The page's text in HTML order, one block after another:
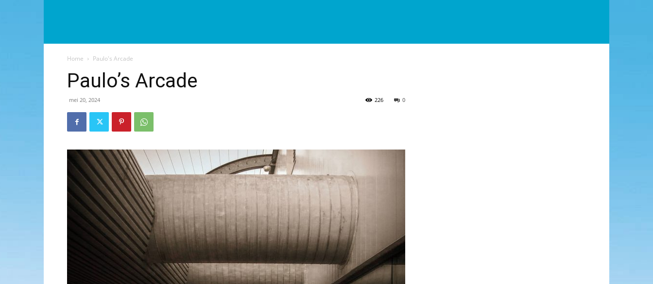
Home Paulo's Arcade
Paulo’s Arcade
mei 20, 2024 0
226